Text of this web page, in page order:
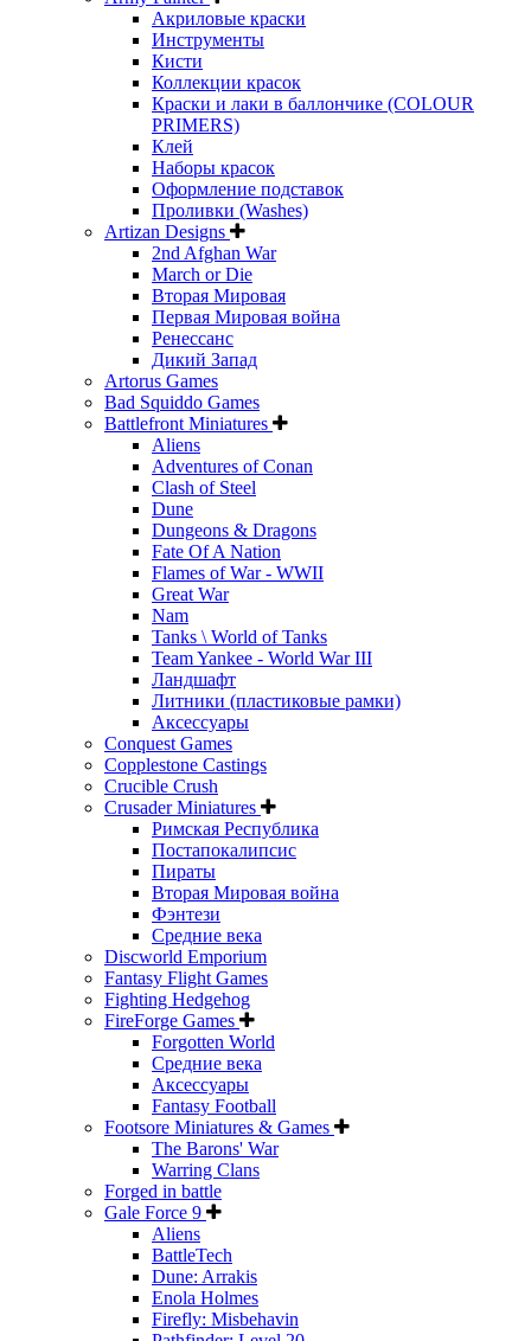
Акриловые краски
Инструменты
Кисти
Коллекции красок
Краски и лаки в баллончике (COLOUR
PRIMERS)
Клей
Наборы красок
Оформление подставок
Проливки (Washes)
Artizan Designs
2nd Afghan War
March or Die
Вторая Мировая
Первая Мировая война
Ренессанс
Дикий Запад
Artorus Games
Bad Squiddo Games
Battlefront Miniatures
Aliens
Adventures of Conan
Clash of Steel
Dune
Dungeons & Dragons
Fate Of A Nation
Flames of War - WWII
Great War
Nam
Tanks \ World of Tanks
Team Yankee - World War III
Ландшафт
Литники (пластиковые рамки)
Аксессуары
Conquest Games
Copplestone Castings
Crucible Crush
Crusader Miniatures
Римская Республика
Постапокалипсис
Пираты
Вторая Мировая война
Фэнтези
Средние века
Discworld Emporium
Fantasy Flight Games
Fighting Hedgehog
FireForge Games
Forgotten World
Средние века
Аксессуары
Fantasy Football
Footsore Miniatures & Games
The Barons' War
Warring Clans
Forged in battle
Gale Force 9
Aliens
BattleTech
Dune: Arrakis
Enola Holmes
Firefly: Misbehavin